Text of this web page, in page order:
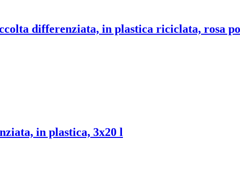
differenziata, in plastica riciclata, rosa
in plastica, 3x20 l